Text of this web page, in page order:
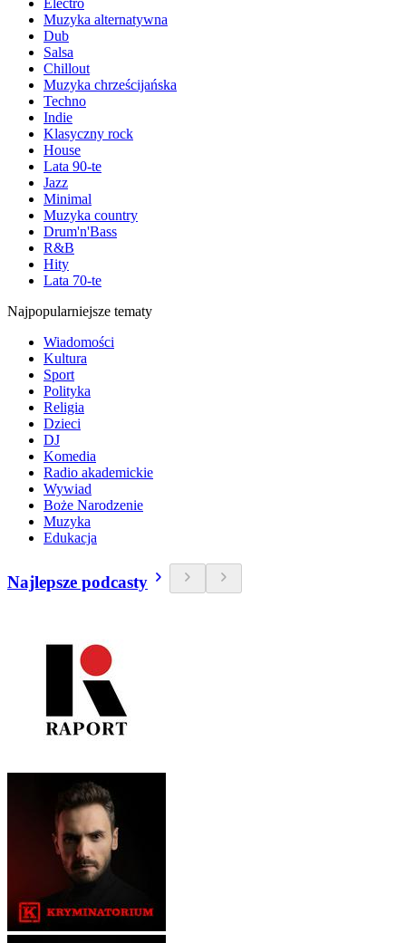
Electro
Muzyka alternatywna
Dub
Salsa
Chillout
Muzyka chrześcijańska
Techno
Indie
Klasyczny rock
House
Lata 90-te
Jazz
Minimal
Muzyka country
Drum'n'Bass
R&B
Hity
Lata 70-te
Najpopularniejsze tematy
Wiadomości
Kultura
Sport
Polityka
Religia
Dzieci
DJ
Komedia
Radio akademickie
Wywiad
Boże Narodzenie
Muzyka
Edukacja
Najlepsze podcasty